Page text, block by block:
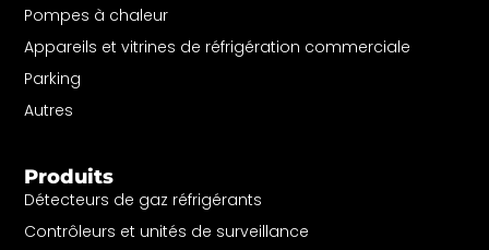
Pompes à chaleur
Appareils et vitrines de réfrigération commerciale
Parking
Autres
Produits
Détecteurs de gaz réfrigérants
Contrôleurs et unités de surveillance